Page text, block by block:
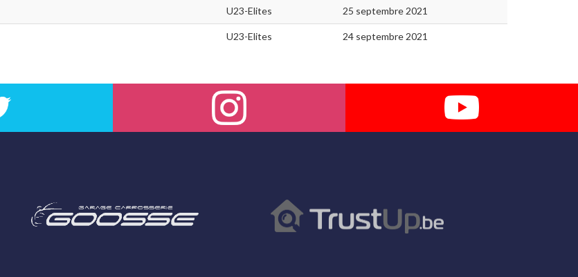
U23-Elites 25 septembre 2021
U23-Elites 24 septembre 2021